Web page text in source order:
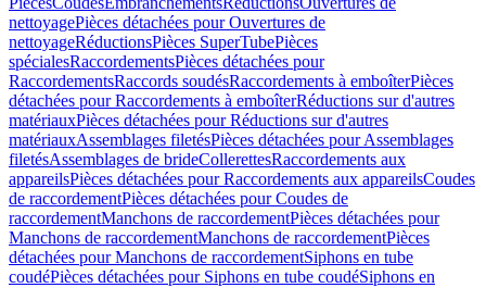
nettoyagePièces détachées pour Ouvertures de
nettoyageRéductionsPièces SuperTubePièces
spécialesRaccordementsPièces détachées pour
RaccordementsRaccords soudésRaccordements à emboîterPièces
détachées pour Raccordements à emboîterRéductions sur d'autres
matériauxPièces détachées pour Réductions sur d'autres
matériauxAssemblages filetésPièces détachées pour Assemblages
filetésAssemblages de brideCollerettesRaccordements aux
appareilsPièces détachées pour Raccordements aux appareilsCoudes
de raccordementPièces détachées pour Coudes de
raccordementManchons de raccordementPièces détachées pour
Manchons de raccordementManchons de raccordementPièces
détachées pour Manchons de raccordementSiphons en tube
coudéPièces détachées pour Siphons en tube coudéSiphons en